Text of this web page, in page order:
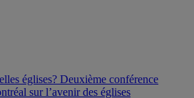
églises? Deuxième conférence
sur l’avenir des églises